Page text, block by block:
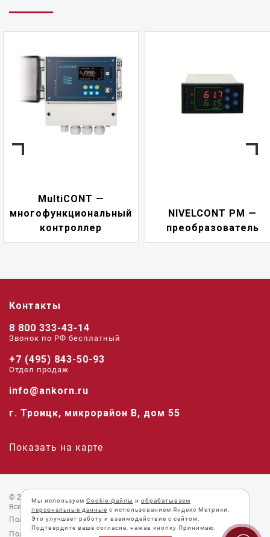
MultiCONT —
многофункциональный
контроллер
NIVELCONT PM —
преобразователь
Контакты
8 800 333-43-14
Звонок по РФ беcплатный
+7 (495) 843-50-93
Отдел продаж
info@ankorn.ru
г. Троицк, микрорайон В, дом 55
Показать на карте
© 2026 «Анкорн».
Все права защищены.
Пользовательское соглашение
Политика конфиденциальности
Мы используем Cookie-файлы и обрабатываем
персональные данные с использованием Яндекс Метрики.
Это улучшает работу и взаимодействие с сайтом.
Подтвердите ваше согласие, нажав кнопку Принимаю.